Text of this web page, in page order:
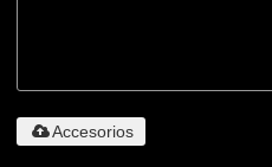
Accesorios